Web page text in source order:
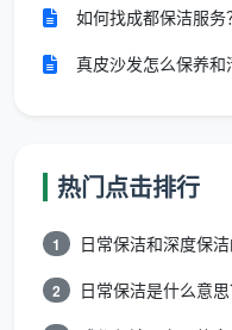
双人协作模式：效率倍
天均安洁保洁创
处理复杂清洁问题（
如何找成都保洁服务
真皮沙发怎么保养
热门点击排行
1
2